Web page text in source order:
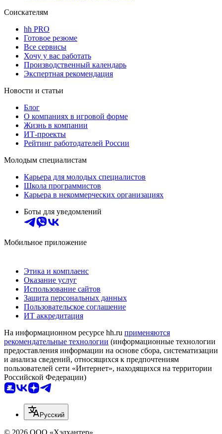
Соискателям
hh PRO
Готовое резюме
Все сервисы
Хочу у вас работать
Производственный календарь
Экспертная рекомендация
Новости и статьи
Блог
О компаниях в игровой форме
Жизнь в компании
ИТ-проекты
Рейтинг работодателей России
Молодым специалистам
Карьера для молодых специалистов
Школа программистов
Карьера в некоммерческих организациях
Боты для уведомлений
Мобильное приложение
Этика и комплаенс
Оказание услуг
Использование сайтов
Защита персональных данных
Пользовательское соглашение
ИТ аккредитация
На информационном ресурсе hh.ru применяются
рекомендательные технологии (информационные технологии
предоставления информации на основе сбора, систематизации
и анализа сведений, относящихся к предпочтениям
пользователей сети «Интернет», находящихся на территории
Российской Федерации)
Русский
© 2026 ООО «Хэдхантер»